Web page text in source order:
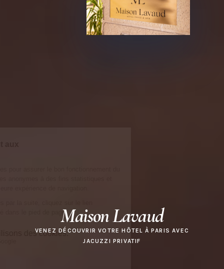
Maison Lavaud
VENEZ DÉCOUVRIR VOTRE HÔTEL À PARIS AVEC
JACUZZI PRIVATIF